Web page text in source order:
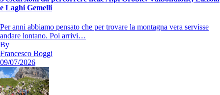
e Laghi Gemelli
Per anni abbiamo pensato che per trovare la montagna vera servisse
andare lontano. Poi arrivi…
By
Francesco Boggi
09/07/2026